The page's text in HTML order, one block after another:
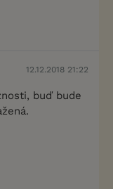
12.12.2018 21:22
buď bude